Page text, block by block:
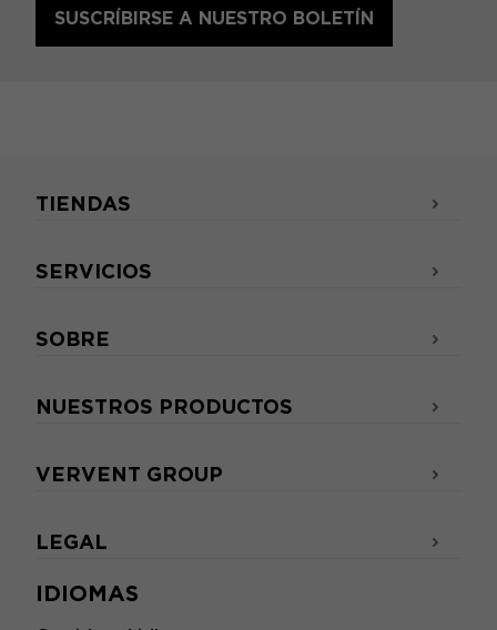
SUSCRÍBIRSE A NUESTRO BOLETÍN
IDIOMAS
TIENDAS
SERVICIOS
SOBRE
NUESTROS PRODUCTOS
VERVENT GROUP
LEGAL